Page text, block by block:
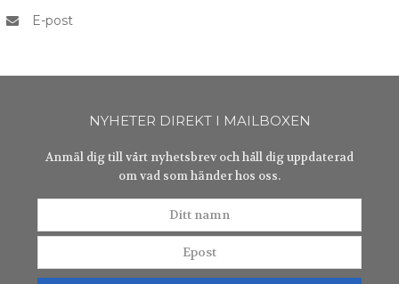
E-post
NYHETER DIREKT I MAILBOXEN
Anmäl dig till vårt nyhetsbrev och håll dig uppdaterad
om vad som händer hos oss.
namn